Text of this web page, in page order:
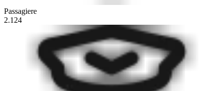
Passagiere
2.124